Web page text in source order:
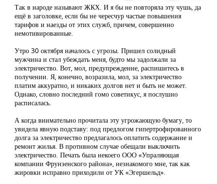
Так в народе называют ЖКХ. И я бы не повторяла эту чушь, да
ещё в заголовке, если бы не чересчур частые повышения
тарифов и наезды от этих служб, причем, совершенно
немотивированные.
Утро 30 октября началось с угрозы. Пришел солидный
мужчина и стал убеждать меня, будто мы задолжали за
электричество. Вот, мол, предупреждение, распишитесь в
получении. Я, конечно, возразила, мол, за электричество
платим аккуратно, и никаких долгов нет и быть не может.
Однако, словно последний гомо советикус, я послушно
расписалась.
А когда внимательно прочитала эту угрожающую бумагу, то
увидела явную подставу: под предлогом гипертрофированного
долга за электричество предлагалось оплатить содержание и
ремонт жилья. В противном случае обещали выключить
электричество. Печать была некоего ООО «Упраляющая
компании Фрунзенского района», незнакомого мне, так как
жировки исправно приходили от УК «Эгершельд».